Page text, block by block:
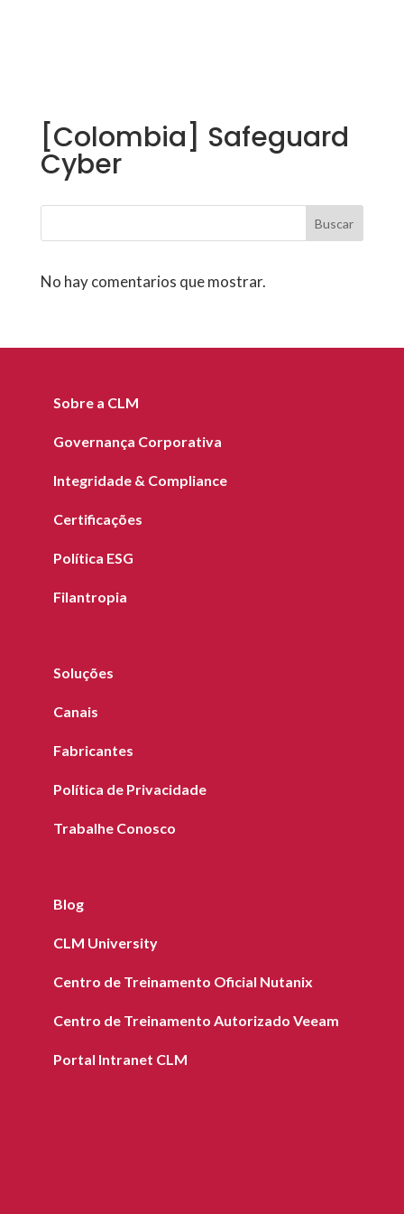
[Colombia] Safeguard
Cyber
Buscar
No hay comentarios que mostrar.
Sobre a CLM
Governança Corporativa
Integridade & Compliance
Certificações
Política ESG
Filantropia
Soluções
Canais
Fabricantes
Política de Privacidade
Trabalhe Conosco
Blog
CLM University
Centro de Treinamento Oficial Nutanix
Centro de Treinamento Autorizado Veeam
Portal Intranet CLM